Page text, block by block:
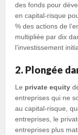
des fonds pour
en capital-risque
% des actions de
multipliée par dix
l’investissement
2. Plongée
Le private equity
entreprises qui ne
au capital-risque,
entreprises, le
entreprises plus